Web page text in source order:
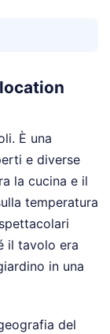
È una
e diverse
la cucina e il
temperatura
il tavolo era
in una
del